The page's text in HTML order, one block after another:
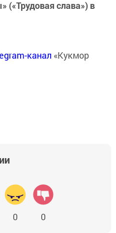
(«Трудовая слава») в
канал «Кукмор
0 0